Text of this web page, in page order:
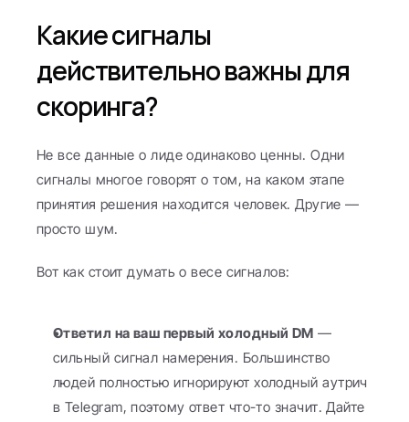
Какие сигналы
действительно важны для
скоринга?
Не все данные о лиде одинаково ценны. Одни
сигналы многое говорят о том, на каком этапе
принятия решения находится человек. Другие —
просто шум.
Вот как стоит думать о весе сигналов:
Ответил на ваш первый холодный DM —
сильный сигнал намерения. Большинство
людей полностью игнорируют холодный аутрич
в Telegram, поэтому ответ что-то значит. Дайте